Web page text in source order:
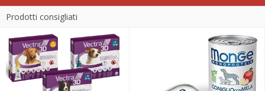
Prodotti consigliati